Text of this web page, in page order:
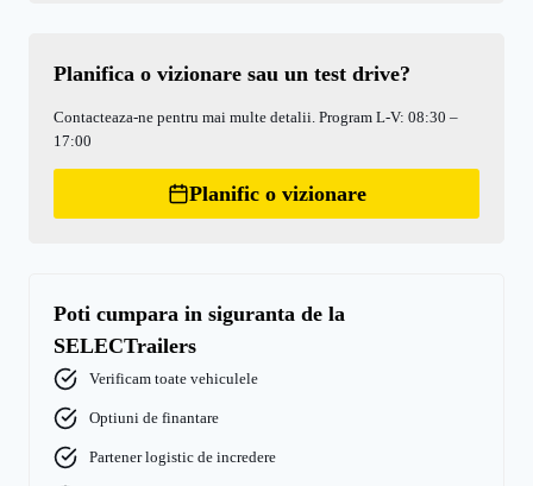
Planifica o vizionare sau un test drive?
Contacteaza-ne pentru mai multe detalii. Program L-V: 08:30 –
17:00
Planific o vizionare
Poti cumpara in siguranta de la
SELECTrailers
Verificam toate vehiculele
Optiuni de finantare
Partener logistic de incredere